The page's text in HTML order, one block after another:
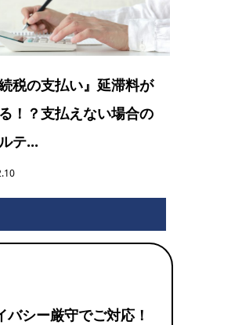
続税の支払い』延滞料が
！？支払えない場合の
テ...
シー厳守でご対応！